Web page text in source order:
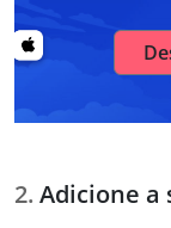
Adicione a